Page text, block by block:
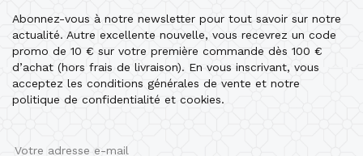
Abonnez-vous à notre newsletter pour tout savoir sur notre
actualité. Autre excellente nouvelle, vous recevrez un code
promo de 10 € sur votre première commande dès 100 €
d’achat (hors frais de livraison). En vous inscrivant, vous
acceptez les conditions générales de vente et notre
politique de confidentialité et cookies.